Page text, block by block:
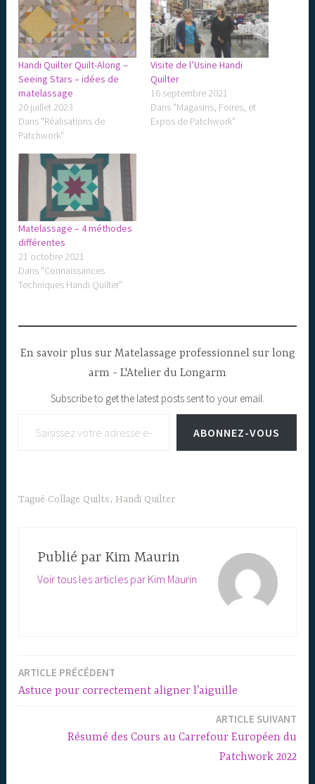
Handi Quilter Quilt-Along –
Seeing Stars – idées de
matelassage
20 juillet 2023
Dans "Réalisations de
Patchwork"
Visite de l’Usine Handi
Quilter
16 septembre 2021
Dans "Magasins, Foires, et
Expos de Patchwork"
Matelassage – 4 méthodes
différentes
21 octobre 2021
Dans "Connaissances
Techniques Handi Quilter"
En savoir plus sur Matelassage professionnel sur long
arm - L'Atelier du Longarm
Subscribe to get the latest posts sent to your email.
ABONNEZ-VOUS
Tagué Collage Quilts, Handi Quilter
Publié par Kim Maurin
Voir tous les articles par Kim Maurin
Navigation
ARTICLE PRÉCÉDENT
Astuce pour correctement aligner l’aiguille
ARTICLE SUIVANT
Résumé des Cours au Carrefour Européen du
Patchwork 2022